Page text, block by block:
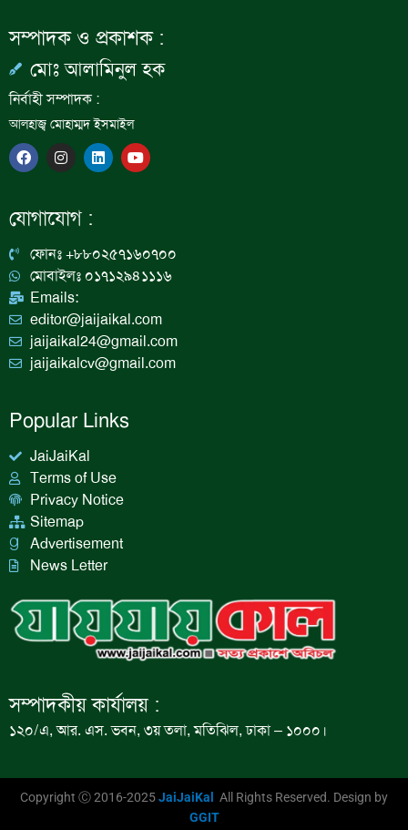
সম্পাদক ও প্রকাশক :
মোঃ আলামিনুল হক
নির্বাহী সম্পাদক :
আলহাজ্ব মোহাম্মদ ইসমাইল
F
a
c
b
o
I
n
s
a
g
a
m
L
i
n
n
Y
o
u
যোগাযোগ :
ফোনঃ +৮৮০২৫৭১৬০৭০০
মোবাইলঃ ০১৭১২৯৪১১১৬
Emails:
editor@jaijaikal.com
jaijaikal24@gmail.com
jaijaikalcv@gmail.com
Popular Links
JaiJaiKal
Terms of Use
Privacy Notice
Sitemap
Advertisement
News Letter
সম্পাদকীয় কার্যালয় :
১২০/এ, আর. এস. ভবন, ৩য় তলা, মতিঝিল, ঢাকা – ১০০০।
Copyright Ⓒ 2016-2025JaiJaiKal
All Rights Reserved. Design by
GGIT